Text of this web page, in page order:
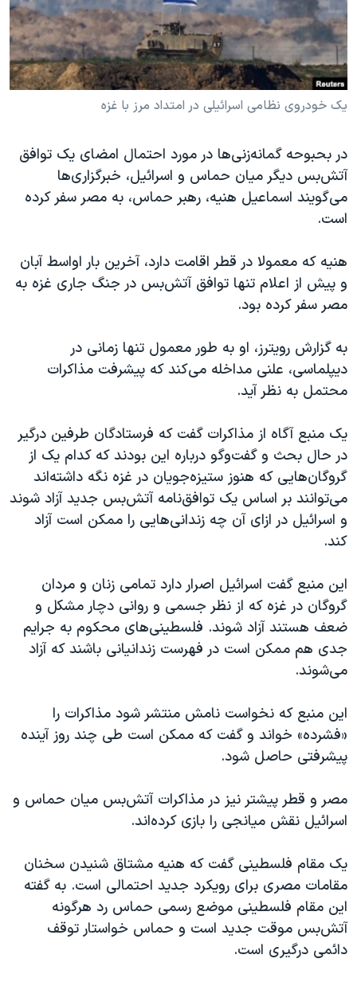
فرهنگ و زندگی
حقوق شهروندی
اقتصادی
علم و فناوری
گالری عکس
آرشیو پخش زنده
مستندها
انتخابات ریاست جمهوری آمریکا ۲۰۲۴
حمله جمهوری اسلامی به اسرائیل
رمز مهسا
اعتراضات زن، زندگی، آزادی
مجموعه مستندهای دادخواهی
تریبونال مردمی آبان ۹۸
چهل سال گروگان‌گیری
قانون شفافیت دارائی کادر رهبری ایران
اسرائیل در جنگ
نرگس محمدی برنده جایزه نوبل صلح
صفحه‌های ویژه
سفر پرزیدنت ترامپ به چین
دنبال کنید
یک خودروی نظامی اسرائیلی در امتداد مرز با غزه
در بحبوحه گمانه‌زنی‌ها در مورد احتمال امضای یک توافق
آتش‌بس دیگر میان حماس و اسرائيل، خبرگزاری‌ها
می‌گویند اسماعیل هنیه، رهبر حماس، به مصر سفر کرده
است.
هنیه که معمولا در قطر اقامت دارد، آخرین بار اواسط آبان
و پیش از اعلام تنها توافق‌ آتش‌بس در جنگ جاری غزه به
مصر سفر کرده بود.
به گزارش رویترز، او به طور معمول تنها زمانی در
دیپلماسی، علنی مداخله می‌کند که پیشرفت مذاکرات
محتمل به نظر آید.
یک منبع آگاه از مذاکرات گفت که فرستادگان طرفین درگیر
در حال بحث و گفت‌و‌گو درباره این بودند که کدام یک از
گروگان‌هایی که هنوز ستیزه‌جویان در غزه نگه داشته‌اند
می‌توانند بر اساس یک توافق‌نامه آتش‌بس جدید آزاد شوند
و اسرائیل در ازای آن چه زندانی‌هایی را ممکن است آزاد
کند.
این منبع گفت اسرائیل اصرار دارد تمامی زنان و مردان
گروگان در غزه که از نظر جسمی و روانی دچار مشکل و
ضعف هستند آزاد شوند. فلسطینی‌های محکوم به جرایم
جدی هم ممکن است در فهرست زندانیانی باشند که آزاد
می‌شوند.
این منبع که نخواست نامش منتشر شود مذاکرات را
«فشرده» خواند و گفت که ممکن است طی چند روز آینده
پیشرفتی حاصل شود.
مصر و قطر پیشتر نیز در مذاکرات آتش‌بس میان حماس و
اسرائيل نقش میانجی را بازی کرده‌اند.
یک مقام فلسطینی گفت که هنیه مشتاق شنیدن سخنان
مقامات مصری برای رویکرد جدید احتمالی است. به گفته
این مقام فلسطینی موضع رسمی حماس رد هرگونه
آتش‌بس موقت جدید است و حماس خواستار توقف
دائمی درگیری است.